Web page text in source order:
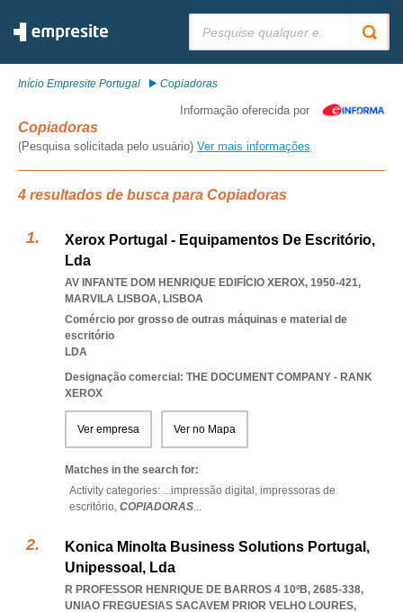
Início Empresite Portugal Copiadoras
Informação oferecida por
Copiadoras
(Pesquisa solicitada pelo usuário) Ver mais informações
4 resultados de busca para Copiadoras
Xerox Portugal - Equipamentos De Escritório,
Lda
AV INFANTE DOM HENRIQUE EDIFÍCIO XEROX, 1950-421,
MARVILA LISBOA, LISBOA
Comércio por grosso de outras máquinas e material de
escritório
LDA
Designação comercial: THE DOCUMENT COMPANY - RANK
XEROX
Ver empresa Ver no Mapa
Matches in the search for:
Activity categories: ...impressão digital, impressoras de
escritório, COPIADORAS...
Konica Minolta Business Solutions Portugal,
Unipessoal, Lda
R PROFESSOR HENRIQUE DE BARROS 4 10ºB, 2685-338,
UNIAO FREGUESIAS SACAVEM PRIOR VELHO LOURES,